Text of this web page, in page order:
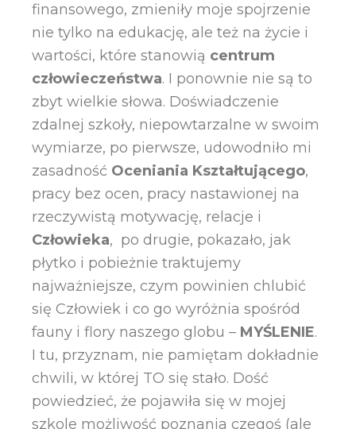
finansowego, zmieniły moje spojrzenie
nie tylko na edukację, ale też na życie i
wartości, które stanowią centrum
człowieczeństwa. I ponownie nie są to
zbyt wielkie słowa. Doświadczenie
zdalnej szkoły, niepowtarzalne w swoim
wymiarze, po pierwsze, udowodniło mi
zasadność Oceniania Kształtującego,
pracy bez ocen, pracy nastawionej na
rzeczywistą motywację, relacje i
Człowieka, po drugie, pokazało, jak
płytko i pobieżnie traktujemy
najważniejsze, czym powinien chlubić
się Człowiek i co go wyróżnia spośród
fauny i flory naszego globu – MYŚLENIE.
I tu, przyznam, nie pamiętam dokładnie
chwili, w której TO się stało. Dość
powiedzieć, że pojawiła się w mojej
szkole możliwość poznania czegoś (ale